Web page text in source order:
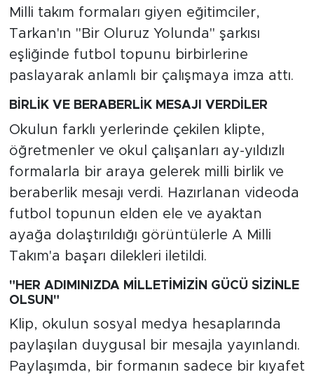
Milli takım formaları giyen eğitimciler,
Tarkan'ın "Bir Oluruz Yolunda" şarkısı
eşliğinde futbol topunu birbirlerine
paslayarak anlamlı bir çalışmaya imza attı.
BİRLİK VE BERABERLİK MESAJI VERDİLER
Okulun farklı yerlerinde çekilen klipte,
öğretmenler ve okul çalışanları ay-yıldızlı
formalarla bir araya gelerek milli birlik ve
beraberlik mesajı verdi. Hazırlanan videoda
futbol topunun elden ele ve ayaktan
ayağa dolaştırıldığı görüntülerle A Milli
Takım'a başarı dilekleri iletildi.
"HER ADIMINIZDA MİLLETİMİZİN GÜCÜ SİZİNLE
OLSUN"
Klip, okulun sosyal medya hesaplarında
paylaşılan duygusal bir mesajla yayınlandı.
Paylaşımda, bir formanın sadece bir kıyafet